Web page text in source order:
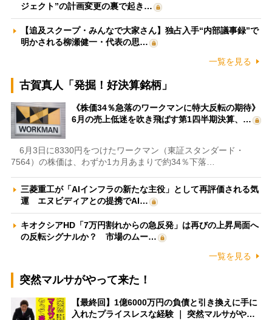
ジェクト”の計画変更の裏で起き…
【追及スクープ・みんなで大家さん】独占入手“内部議事録”で
明かされる柳瀬健一・代表の思…
一覧を見る
古賀真人「発掘！好決算銘柄」
《株価34％急落のワークマンに特大反転の期待》
6月の売上低迷を吹き飛ばす第1四半期決算、…
6月3日に8330円をつけたワークマン（東証スタンダード・
7564）の株価は、わずか1カ月あまりで約34％下落…
三菱重工が「AIインフラの新たな主役」として再評価される気
運 エヌビディアとの提携でAI…
キオクシアHD「7万円割れからの急反発」は再びの上昇局面へ
の反転シグナルか？ 市場のムー…
一覧を見る
突然マルサがやって来た！
【最終回】1億6000万円の負債と引き換えに手に
入れたプライスレスな経験 ｜ 突然マルサがや…